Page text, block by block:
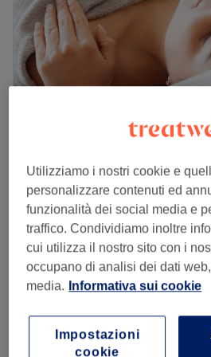
Sabato
Domenica
Silhouette Donna, a Genova, è il
concederti un momento di puro
restituirti luminosità, grazie a
Trasporto pubblico più vicino:
Il salone si trova a 2 minuti a piedi
Prione/fate.
Il team:
Carmen è un'estetista
di viso e corpo per rinnovare la
benessere.
I punti forti del salone:
Atmosfera: cortese e professionale.
5,0
48 recensioni
Foce, Genova
Mostra sulla
Epilazione Cera Brasiliana
20 min
Epilazione Cera Brasiliana
15 min
15 min
Visualizzazione rapida dei
Utilizziamo i nostri cookie e
personalizzare contenuti ed
funzionalità dei social media e
traffico. Condividiamo inoltre
cui utilizza il nostro sito con i
occupano di analisi dei dati
media. Informativa sui cookie
Impostazioni
cookie